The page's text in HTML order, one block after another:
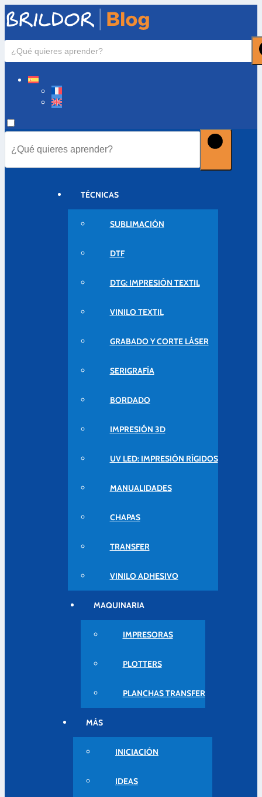
TÉCNICAS
SUBLIMACIÓN
DTF
DTG: IMPRESIÓN TEXTIL
VINILO TEXTIL
GRABADO Y CORTE LÁSER
SERIGRAFÍA
BORDADO
IMPRESIÓN 3D
UV LED: IMPRESIÓN RÍGIDOS
MANUALIDADES
CHAPAS
TRANSFER
VINILO ADHESIVO
MAQUINARIA
IMPRESORAS
PLOTTERS
PLANCHAS TRANSFER
MÁS
INICIACIÓN
IDEAS